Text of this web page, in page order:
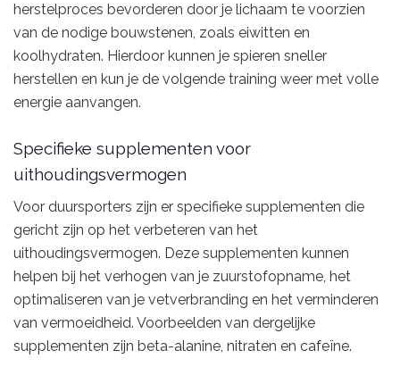
herstelproces bevorderen door je lichaam te voorzien
van de nodige bouwstenen, zoals eiwitten en
koolhydraten. Hierdoor kunnen je spieren sneller
herstellen en kun je de volgende training weer met volle
energie aanvangen.
Specifieke supplementen voor
uithoudingsvermogen
Voor duursporters zijn er specifieke supplementen die
gericht zijn op het verbeteren van het
uithoudingsvermogen. Deze supplementen kunnen
helpen bij het verhogen van je zuurstofopname, het
optimaliseren van je vetverbranding en het verminderen
van vermoeidheid. Voorbeelden van dergelijke
supplementen zijn beta-alanine, nitraten en cafeïne.